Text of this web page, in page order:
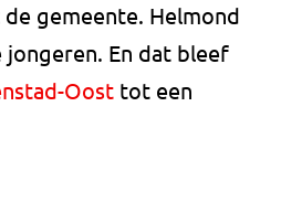
gemeente. Helmond
En dat bleef
Oost tot een